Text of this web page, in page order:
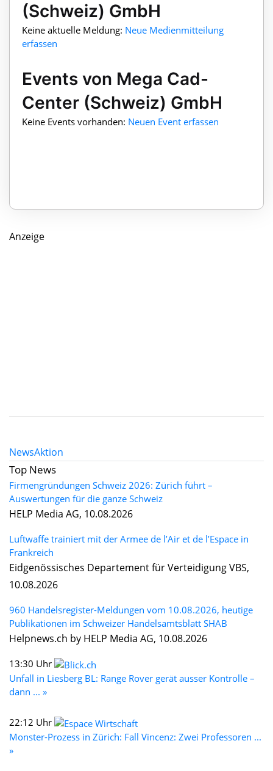
(Schweiz) GmbH
Keine aktuelle Meldung: Neue Medienmitteilung
erfassen
Events von Mega Cad-
Center (Schweiz) GmbH
Keine Events vorhanden: Neuen Event erfassen
Anzeige
NewsAktion
Top News
Firmengründungen Schweiz 2026: Zürich führt –
Auswertungen für die ganze Schweiz
HELP Media AG, 10.08.2026
Luftwaffe trainiert mit der Armee de l’Air et de l’Espace in
Frankreich
Eidgenössisches Departement für Verteidigung VBS,
10.08.2026
960 Handelsregister-Meldungen vom 10.08.2026, heutige
Publikationen im Schweizer Handelsamtsblatt SHAB
Helpnews.ch by HELP Media AG, 10.08.2026
13:30 Uhr
Unfall in Liesberg BL: Range Rover gerät ausser Kontrolle –
dann ... »
22:12 Uhr
Monster-Prozess in Zürich: Fall Vincenz: Zwei Professoren ...
»